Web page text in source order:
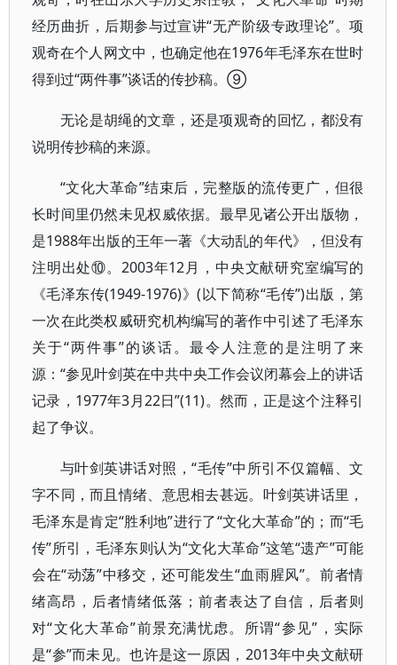
经历曲折，后期参与过宣讲“无产阶级专政理论”。项
观奇在个人网文中，也确定他在1976年毛泽东在世时
得到过“两件事”谈话的传抄稿。⑨
无论是胡绳的文章，还是项观奇的回忆，都没有
说明传抄稿的来源。
“文化大革命”结束后，完整版的流传更广，但很
长时间里仍然未见权威依据。最早见诸公开出版物，
是1988年出版的王年一著《大动乱的年代》，但没有
注明出处⑩。2003年12月，中央文献研究室编写的
《毛泽东传(1949-1976)》(以下简称“毛传”)出版，第
一次在此类权威研究机构编写的著作中引述了毛泽东
关于“两件事”的谈话。最令人注意的是注明了来
源：“参见叶剑英在中共中央工作会议闭幕会上的讲话
记录，1977年3月22日”(11)。然而，正是这个注释引
起了争议。
与叶剑英讲话对照，“毛传”中所引不仅篇幅、文
字不同，而且情绪、意思相去甚远。叶剑英讲话里，
毛泽东是肯定“胜利地”进行了“文化大革命”的；而“毛
传”所引，毛泽东则认为“文化大革命”这笔“遗产”可能
会在“动荡”中移交，还可能发生“血雨腥风”。前者情
绪高昂，后者情绪低落；前者表达了自信，后者则
对“文化大革命”前景充满忧虑。所谓“参见”，实际
是“参”而未见。也许是这一原因，2013年中央文献研